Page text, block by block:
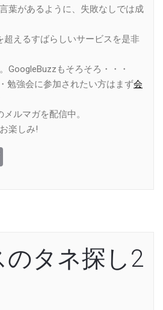
葉があるように、失敗なしでは成
超えるすばらしいサービスを是非
GoogleBuzzもそろそろ・・・
勉強会に参加されたい方はまず会
ルマガを配信中。
楽しみ!
のタネ探し2